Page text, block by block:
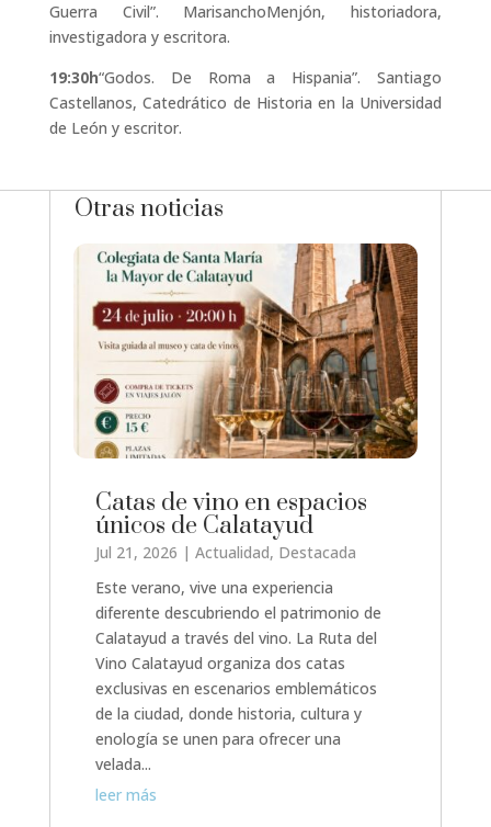
Guerra Civil”. MarisanchoMenjón, historiadora,
investigadora y escritora.
19:30h“Godos. De Roma a Hispania”. Santiago
Castellanos, Catedrático de Historia en la Universidad
de León y escritor.
Otras noticias
Catas de vino en espacios
únicos de Calatayud
Jul 21, 2026 |Actualidad, Destacada
Este verano, vive una experiencia
diferente descubriendo el patrimonio de
Calatayud a través del vino. La Ruta del
Vino Calatayud organiza dos catas
exclusivas en escenarios emblemáticos
de la ciudad, donde historia, cultura y
enología se unen para ofrecer una
velada...
leer más